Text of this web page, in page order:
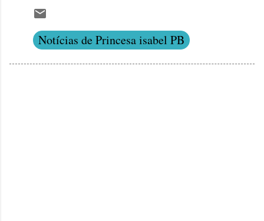
Notícias de Princesa isabel PB